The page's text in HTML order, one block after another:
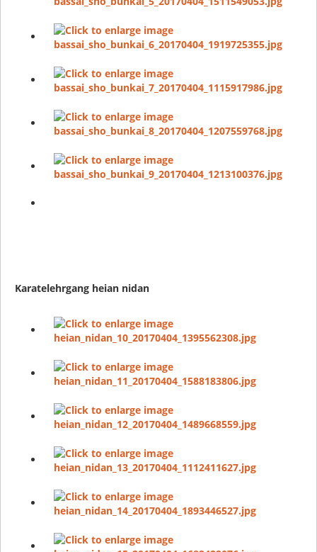
Karatelehrgang heian nidan